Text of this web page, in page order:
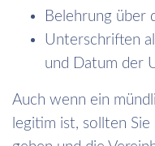
Belehrung über
Unterschriften
und Datum der
Auch wenn ein
legitim ist, sollten